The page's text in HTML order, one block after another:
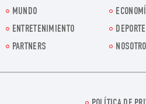
MUNDO
ENTRETENIMIENTO
PARTNERS